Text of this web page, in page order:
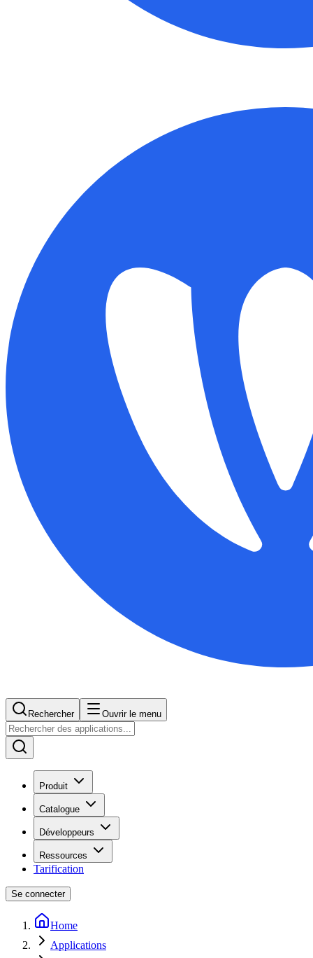
Rechercher Ouvrir le menu
Produit
Catalogue
Développeurs
Ressources
Tarification
Se connecter
Home
Applications